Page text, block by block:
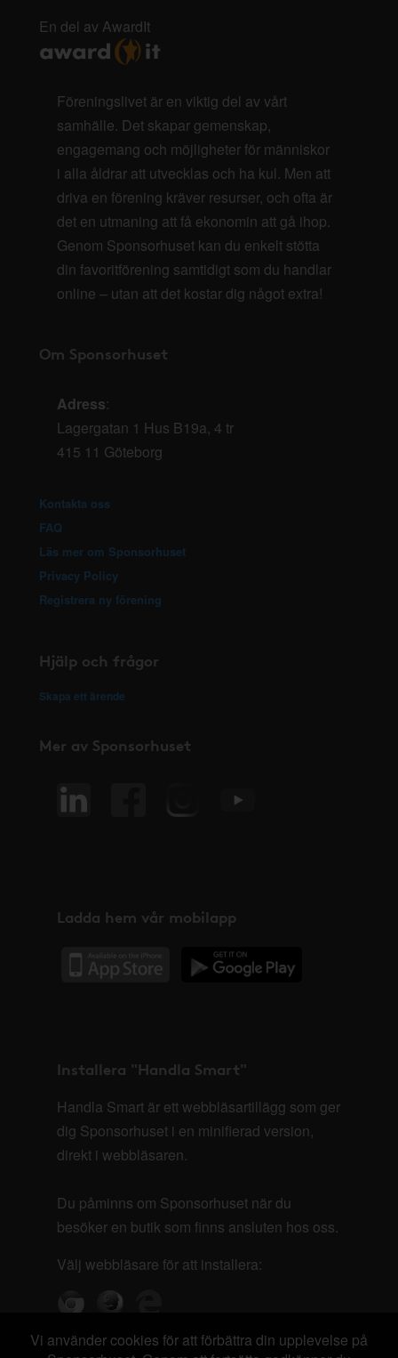
En del av AwardIt
Föreningslivet är en viktig del av vårt
samhälle. Det skapar gemenskap,
engagemang och möjligheter för människor
i alla åldrar att utvecklas och ha kul. Men att
driva en förening kräver resurser, och ofta är
det en utmaning att få ekonomin att gå ihop.
Genom Sponsorhuset kan du enkelt stötta
din favoritförening samtidigt som du handlar
online – utan att det kostar dig något extra!
Om Sponsorhuset
Adress:
Lagergatan 1 Hus B19a, 4 tr
415 11 Göteborg
Kontakta oss
FAQ
Läs mer om Sponsorhuset
Privacy Policy
Registrera ny förening
Hjälp och frågor
Skapa ett ärende
Mer av Sponsorhuset
Ladda hem vår mobilapp
Installera "Handla Smart"
Handla Smart är ett webbläsartillägg som ger
dig Sponsorhuset i en minifierad version,
direkt i webbläsaren.
Du påminns om Sponsorhuset när du
besöker en butik som finns ansluten hos oss.
Välj webbläsare för att installera:
Vi använder cookies för att förbättra din upplevelse på